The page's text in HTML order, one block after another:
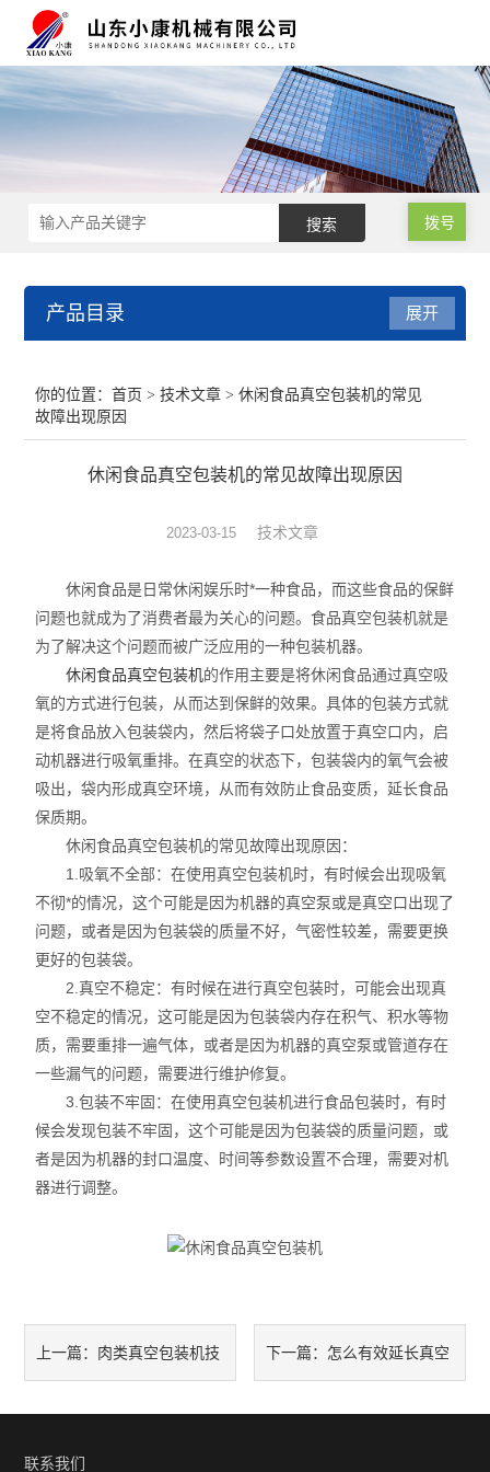
拨号
产品目录
小型真空包装机
气调保鲜包装机
拉伸膜真空包装机
休闲食品真空包装机
热收缩机
滚动式真空包装设备
全自动给袋真空包装设备
展开
你的位置：首页 >技术文章 > 休闲食品真空包装机的常见
故障出现原因
休闲食品真空包装机的常见故障出现原因
2023-03-15 技术文章
休闲食品是日常休闲娱乐时*一种食品，而这些食品的保鲜
问题也就成为了消费者最为关心的问题。食品真空包装机就是
为了解决这个问题而被广泛应用的一种包装机器。
休闲食品真空包装机的作用主要是将休闲食品通过真空吸
氧的方式进行包装，从而达到保鲜的效果。具体的包装方式就
是将食品放入包装袋内，然后将袋子口处放置于真空口内，启
动机器进行吸氧重排。在真空的状态下，包装袋内的氧气会被
吸出，袋内形成真空环境，从而有效防止食品变质，延长食品
保质期。
休闲食品真空包装机的常见故障出现原因：
1.吸氧不全部：在使用真空包装机时，有时候会出现吸氧
不彻*的情况，这个可能是因为机器的真空泵或是真空口出现了
问题，或者是因为包装袋的质量不好，气密性较差，需要更换
更好的包装袋。
2.真空不稳定：有时候在进行真空包装时，可能会出现真
空不稳定的情况，这可能是因为包装袋内存在积气、积水等物
质，需要重排一遍气体，或者是因为机器的真空泵或管道存在
一些漏气的问题，需要进行维护修复。
3.包装不牢固：在使用真空包装机进行食品包装时，有时
候会发现包装不牢固，这个可能是因为包装袋的质量问题，或
者是因为机器的封口温度、时间等参数设置不合理，需要对机
器进行调整。
上一篇： 肉类真空包装机技 下一篇： 怎么有效延长真空
联系我们